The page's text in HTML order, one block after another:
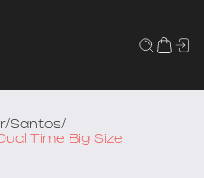
/Santos/
Time Big Size